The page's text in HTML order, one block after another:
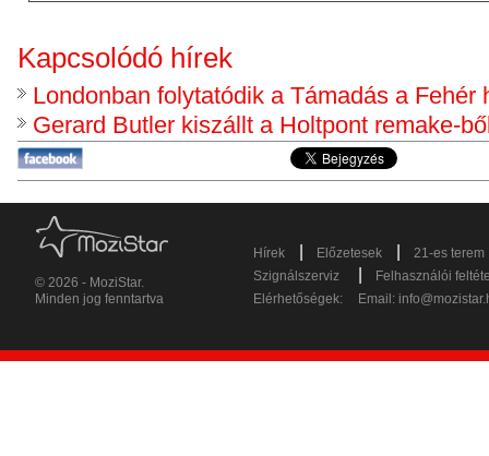
Kapcsolódó hírek
Londonban folytatódik a Támadás a Fehér
Gerard Butler kiszállt a Holtpont remake-
© 2026 - MoziStar.
Minden jog fenntartva
Hírek Előzetesek
21-es terem
Szignálszerviz
Felhasználói
Elérhetőségek:
Email: